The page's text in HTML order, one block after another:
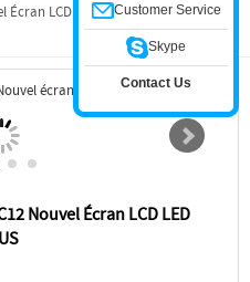
LCD LED WXGA HD 11,6"
Nouvel Écran LCD LED
Customer Service
Skype
Contact Us